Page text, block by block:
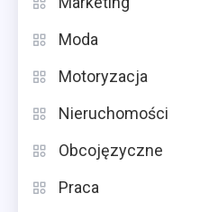
Moda
Motoryzacja
Nieruchomości
Obcojęzyczne
Praca